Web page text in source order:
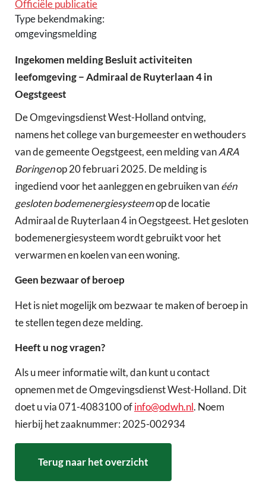
Officiële publicatie
Type bekendmaking:
omgevingsmelding
Ingekomen melding Besluit activiteiten
leefomgeving − Admiraal de Ruyterlaan 4 in
Oegstgeest
De Omgevingsdienst West-Holland ontving,
namens het college van burgemeester en wethouders
van de gemeente Oegstgeest, een melding vanARA
Boringenop 20 februari 2025. De melding is
ingediend voor het aanleggen en gebruiken vanéén
gesloten bodemenergiesysteemop de locatie
Admiraal de Ruyterlaan 4 in Oegstgeest. Het gesloten
bodemenergiesysteem wordt gebruikt voor het
verwarmen en koelen van een woning.
Geen bezwaar of beroep
Het is niet mogelijk om bezwaar te maken of beroep in
te stellen tegen deze melding.
Heeft u nog vragen?
Als u meer informatie wilt, dan kunt u contact
opnemen met de Omgevingsdienst West-Holland. Dit
doet u via 071-4083100 ofinfo@odwh.nl. Noem
hierbij het zaaknummer: 2025-002934
Terug naar het overzicht